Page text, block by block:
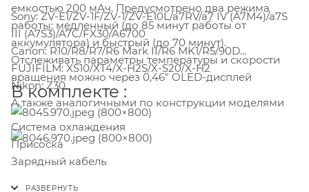
емкостью 200 мАч. Предусмотрено два режима
работы: медленный (до 85 минут работы от
аккумулятора) и быстрый (до 70 минут).
Отслеживать параметры температуры и скорости
вращения можно через 0,46" OLED-дисплей
Sony: ZV-E1/ZV-1F/ZV-1/ZV-E10L/a7RV/a7 IV (A7M4)/a7S
III (A7S3)/A7C/FX30/A6700
Canon: R10/R8/R7/R6 Mark II/R6 MK1/R5/90D
FUJIFILM: XS10/XT4/X-H2S/X-S20/X-H2
Nikon: Z30
А также аналогичными по конструкции моделями
В комплекте :
Система охлаждения
Присоска
Зарядный кабель